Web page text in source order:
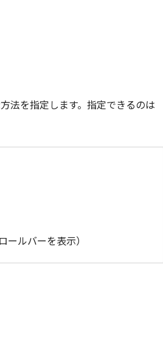
法を指定します。指定できるのは
ルバーを表示）